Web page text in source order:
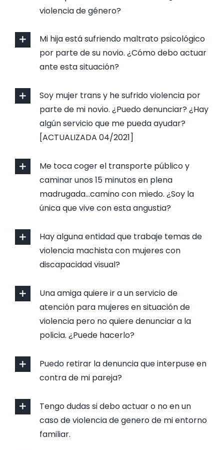
violencia de género?
Mi hija está sufriendo maltrato psicológico
por parte de su novio. ¿Cómo debo actuar
ante esta situación?
Soy mujer trans y he sufrido violencia por
parte de mi novio. ¿Puedo denunciar? ¿Hay
algún servicio que me pueda ayudar?
[ACTUALIZADA 04/2021]
Me toca coger el transporte público y
caminar unos 15 minutos en plena
madrugada…camino con miedo. ¿Soy la
única que vive con esta angustia?
Hay alguna entidad que trabaje temas de
violencia machista con mujeres con
discapacidad visual?
Una amiga quiere ir a un servicio de
atención para mujeres en situación de
violencia pero no quiere denunciar a la
policia. ¿Puede hacerlo?
Puedo retirar la denuncia que interpuse en
contra de mi pareja?
Tengo dudas si debo actuar o no en un
caso de violencia de genero de mi entorno
familiar.